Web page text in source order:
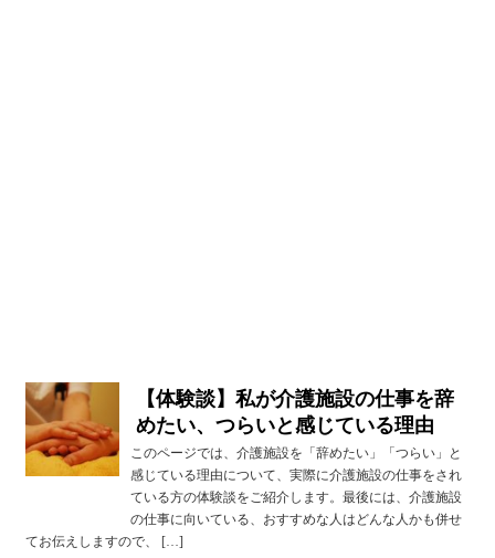
【体験談】私が介護施設の仕事を辞
めたい、つらいと感じている理由
このページでは、介護施設を「辞めたい」「つらい」と
感じている理由について、実際に介護施設の仕事をされ
ている方の体験談をご紹介します。最後には、介護施設
の仕事に向いている、おすすめな人はどんな人かも併せ
てお伝えしますので、 […]